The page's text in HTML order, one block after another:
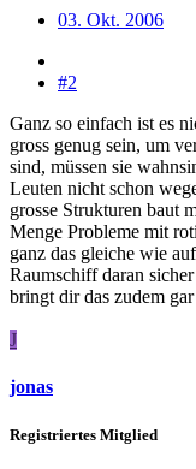
03. Okt. 2006
#2
Ganz so einfach ist es
gross genug sein, um
sind, müssen sie
Leuten nicht schon
grosse Strukturen baut
Menge Probleme mit
ganz das gleiche wie
Raumschiff daran
bringt dir das zudem
J
jonas
Registriertes Mitglied